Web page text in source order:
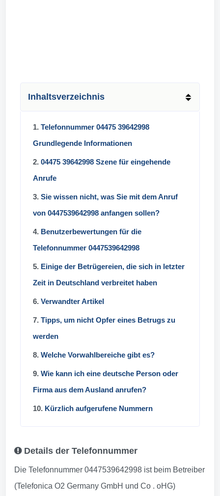
Inhaltsverzeichnis
1. Telefonnummer 04475 39642998
Grundlegende Informationen
2. 04475 39642998 Szene für eingehende
Anrufe
3. Sie wissen nicht, was Sie mit dem Anruf
von 0447539642998 anfangen sollen?
4. Benutzerbewertungen für die
Telefonnummer 0447539642998
5. Einige der Betrügereien, die sich in letzter
Zeit in Deutschland verbreitet haben
6. Verwandter Artikel
7. Tipps, um nicht Opfer eines Betrugs zu
werden
8. Welche Vorwahlbereiche gibt es?
9. Wie kann ich eine deutsche Person oder
Firma aus dem Ausland anrufen?
10. Kürzlich aufgerufene Nummern
Details der Telefonnummer
Die Telefonnummer 0447539642998 ist beim Betreiber
(Telefonica O2 Germany GmbH und Co . oHG)